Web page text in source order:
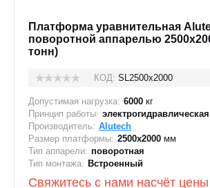
Платформа уравнительная
поворотной аппарелью
тонн)
КОД: SL2500х2000
Допустимая нагрузка: 6000 кг
Принцип работы: электрогидравлическая
Производитель: Alutech
Размер платформы: 2500х2000 мм
Тип аппарели: поворотная
Тип монтажа: Встроенный
Свяжитесь с нами насчёт цены